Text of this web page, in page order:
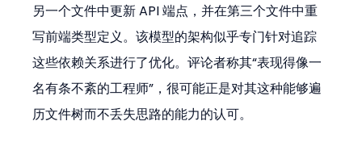
另一个文件中更新 API 端点，并在第三个文件中重
写前端类型定义。该模型的架构似乎专门针对追踪
这些依赖关系进行了优化。评论者称其“表现得像一
名有条不紊的工程师”，很可能正是对其这种能够遍
历文件树而不丢失思路的能力的认可。